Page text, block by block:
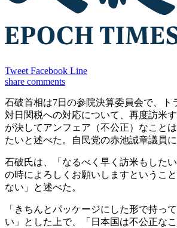
Tweet Facebook Line
share comments
石破首相は7日の参院決算委員会で、ト
対日関税への対応について、再度訪米
が決してアンフェア（不公正）なこと
たいと述べた。自民党の赤池誠章議員に
石破氏は、「なるべく早く訪米もした
の時によろしくお願いしますというこ
ない」と述べた。
「きちんとパッケージにした形で持っ
い」とした上で、「日本国は不公正な